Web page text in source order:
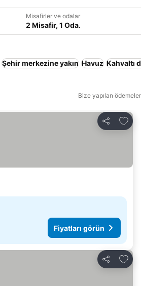
Misafirler ve odalar
2 Misafir, 1 Oda.
Şehir merkezine yakın Havuz Kahvaltı
Bize yapılan
Paylaş
Fiyatları görün
Paylaş